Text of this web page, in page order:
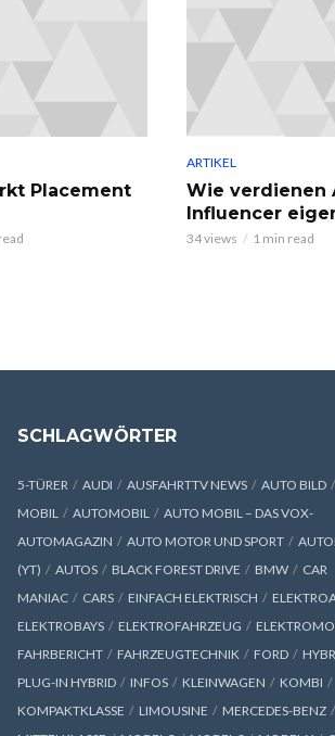
Placement
ARTIKEL
Wie verdienen
Influencer
34 views 1 min read
SCHLAGWÖRTER
5-TÜRER AUDI AUSFAHRTTV NEWS AUTO BILD
MOBIL
AUTOMOBIL
AUTO MOBIL – DAS VOX-
AUTOMAGAZIN
AUTO MOTOR UND SPORT
(YT)
AUTOS BLACK FOREST DRIVE BMW
CAR
MANIAC
CARS EINFACH ELEKTRISCH
ELEKTROBAYS
ELEKTROFAHRZEUG
FAHRBERICHT
FAHRZEUGTECHNIK FORD
PLUG-IN HYBRID
INFOS KLEINWAGEN
KOMBI
KOMPAKTKLASSE
LIMOUSINE
MERCEDES-BENZ